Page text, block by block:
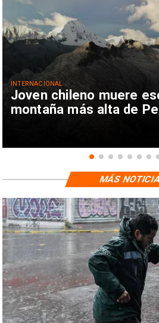
Joven chileno muere
montaña más alta de
INTERNACIONAL
MÁS